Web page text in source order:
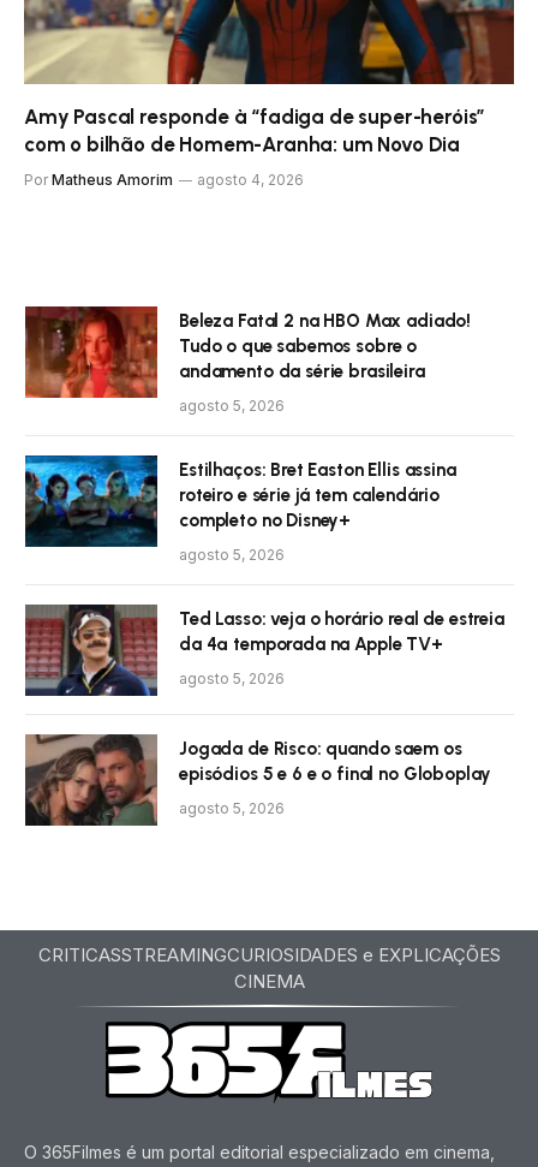
Amy Pascal responde à “fadiga de super-heróis”
com o bilhão de Homem-Aranha: um Novo Dia
Por Matheus Amorim agosto 4, 2026
Beleza Fatal 2 na HBO Max adiado!
Tudo o que sabemos sobre o
andamento da série brasileira
agosto 5, 2026
Estilhaços: Bret Easton Ellis assina
roteiro e série já tem calendário
completo no Disney+
agosto 5, 2026
Ted Lasso: veja o horário real de estreia
da 4ª temporada na Apple TV+
agosto 5, 2026
Jogada de Risco: quando saem os
episódios 5 e 6 e o final no Globoplay
agosto 5, 2026
CRITICASSTREAMINGCURIOSIDADES e EXPLICAÇÕES
CINEMA
O 365Filmes é um portal editorial especializado em cinema,